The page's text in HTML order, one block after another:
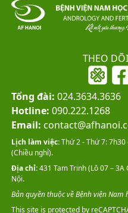
THEO
Tổng đài: 024.3634.3636
Hotline: 090.222.1268
Email:
This site is protected by
Lịch làm việc:Thứ 2 - Thứ 7:
(Chiều nghỉ).
Địa chỉ:431 Tam Trinh (Lô 07 –
Nội.
Bản quyền thuộc về Bệnh viện Nam